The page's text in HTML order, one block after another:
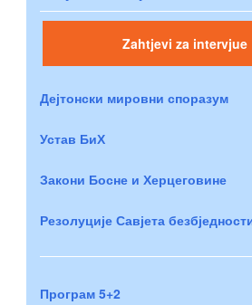
Zahtjevi za intervjue
Дејтонски мировни споразум
Устав БиХ
Закони Босне и Херцеговине
Резолуције Савјета
Програм 5+2